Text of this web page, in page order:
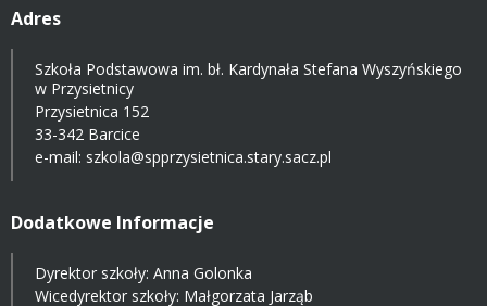
Adres
Szkoła Podstawowa im. bł. Kardynała Stefana Wyszyńskiego
w Przysietnicy
Przysietnica 152
33-342 Barcice
e-mail: szkola@spprzysietnica.stary.sacz.pl
Dodatkowe Informacje
Dyrektor szkoły: Anna Golonka
Wicedyrektor szkoły: Małgorzata Jarząb